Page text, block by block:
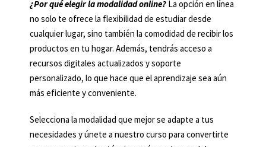
¿Por qué elegir la modalidad online? La opción en línea
no solo te ofrece la flexibilidad de estudiar desde
cualquier lugar, sino también la comodidad de recibir los
productos en tu hogar. Además, tendrás acceso a
recursos digitales actualizados y soporte
personalizado, lo que hace que el aprendizaje sea aún
más eficiente y conveniente.
Selecciona la modalidad que mejor se adapte a tus
necesidades y únete a nuestro curso para convertirte